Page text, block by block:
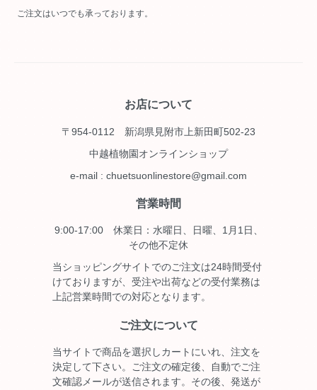
ご注文はいつでも承っております。
お店について
〒954-0112 新潟県見附市上新田町502-23
中越植物園オンラインショップ
e-mail : chuetsuonlinestore@gmail.com
営業時間
9:00-17:00 休業日：水曜日、日曜、1月1日、
その他不定休
当ショッピングサイトでのご注文は24時間受付
けておりますが、受注や出荷などの受付業務は
上記営業時間での対応となります。
ご注文について
当サイトで商品を選択しカートにいれ、注文を
決定して下さい。ご注文の確定後、自動でご注
文確認メールが送信されます。その後、発送が